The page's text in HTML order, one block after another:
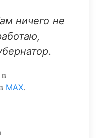
ничего не
MAX.